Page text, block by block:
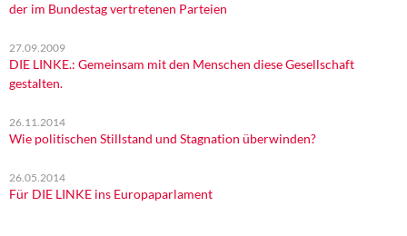
der im Bundestag vertretenen Parteien
27.09.2009
DIE LINKE.: Gemeinsam mit den Menschen diese Gesellschaft
gestalten.
26.11.2014
Wie politischen Stillstand und Stagnation überwinden?
26.05.2014
Für DIE LINKE ins Europaparlament